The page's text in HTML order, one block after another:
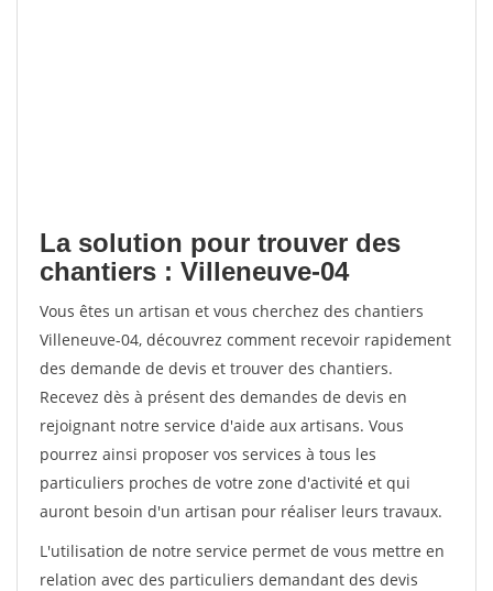
La solution pour trouver des
chantiers : Villeneuve-04
Vous êtes un artisan et vous cherchez des chantiers
Villeneuve-04, découvrez comment recevoir rapidement
des demande de devis et trouver des chantiers.
Recevez dès à présent des demandes de devis en
rejoignant notre service d'aide aux artisans. Vous
pourrez ainsi proposer vos services à tous les
particuliers proches de votre zone d'activité et qui
auront besoin d'un artisan pour réaliser leurs travaux.
L'utilisation de notre service permet de vous mettre en
relation avec des particuliers demandant des devis